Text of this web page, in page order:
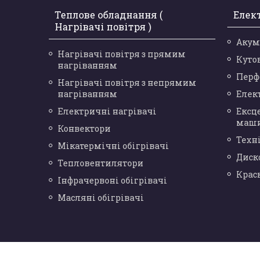
Теплове обладнання (
Нагрівачі повітря )
Нагрівачі повітря з прямим
нагріванням
Нагрівачі повітря з непрямим
нагріванням
Електричні нагрівачі
Конвектори
Мікатермічні обігрівачі
Тепловентилятори
Інфрачервоні обігрівачі
Масляні обігрівачі